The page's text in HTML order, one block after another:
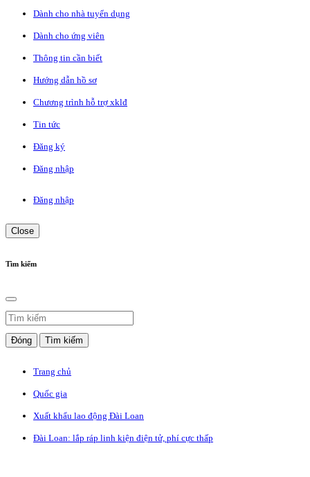
Dành cho nhà tuyển dụng
Dành cho ứng viên
Thông tin cần biết
Hướng dẫn hồ sơ
Chương trình hỗ trợ xklđ
Tin tức
Đăng ký
Đăng nhập
Đăng nhập
Close
Tìm kiếm
Đóng Tìm kiếm
Trang chủ
Quốc gia
Xuất khẩu lao động Đài Loan
Đài Loan: lắp ráp linh kiện điện tử, phí cực thấp